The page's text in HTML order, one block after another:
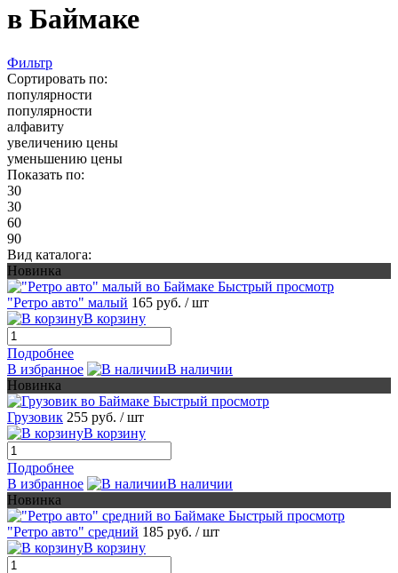
в Баймаке
Фильтр
Сортировать по:
популярности
популярности
алфавиту
увеличению цены
уменьшению цены
Показать по:
30
30
60
90
Вид каталога:
Новинка
Быстрый просмотр
"Ретро авто" малый 165 руб. / шт
В корзину
Подробнее
В избранное
В наличии
Новинка
Быстрый просмотр
Грузовик 255 руб. / шт
В корзину
Подробнее
В избранное
В наличии
Новинка
Быстрый просмотр
"Ретро авто" средний 185 руб. / шт
В корзину